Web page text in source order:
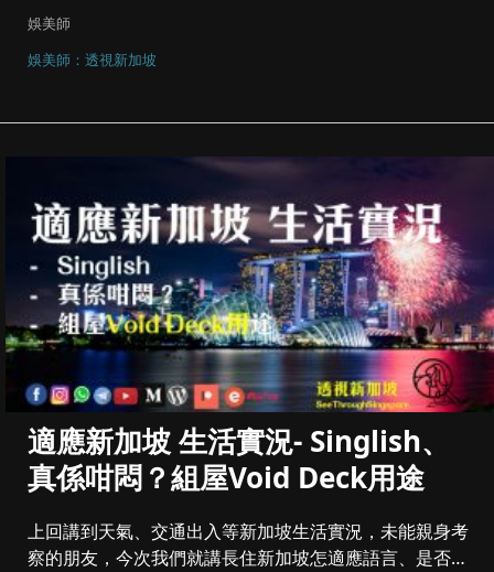
娛美師
娛美師：透視新加坡
適應新加坡 生活實況- Singlish、
真係咁悶？組屋Void Deck用途
上回講到天氣、交通出入等新加坡生活實況，未能親身考
察的朋友，今次我們就講長住新加坡怎適應語言、是否悶